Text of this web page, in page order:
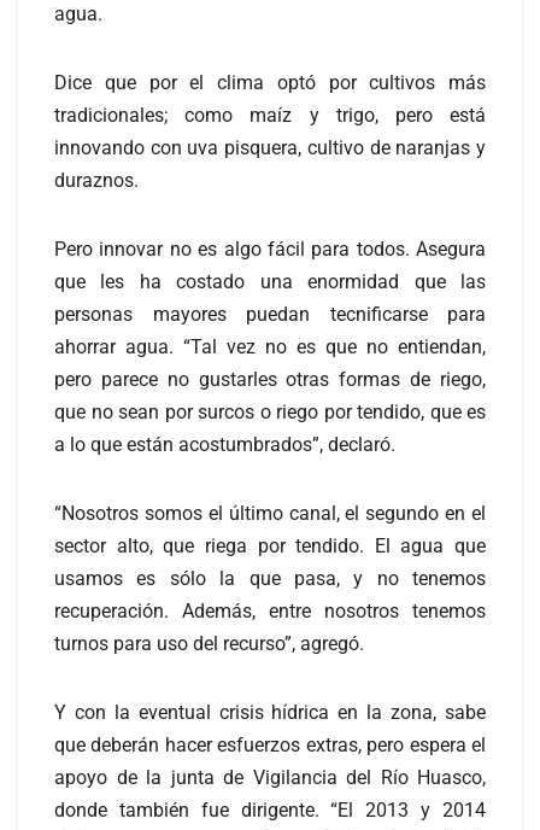
agua.
Dice que por el clima optó por cultivos más
tradicionales; como maíz y trigo, pero está
innovando con uva pisquera, cultivo de naranjas y
duraznos.
Pero innovar no es algo fácil para todos. Asegura
que les ha costado una enormidad que las
personas mayores puedan tecnificarse para
ahorrar agua. “Tal vez no es que no entiendan,
pero parece no gustarles otras formas de riego,
que no sean por surcos o riego por tendido, que es
a lo que están acostumbrados”, declaró.
“Nosotros somos el último canal, el segundo en el
sector alto, que riega por tendido. El agua que
usamos es sólo la que pasa, y no tenemos
recuperación. Además, entre nosotros tenemos
turnos para uso del recurso”, agregó.
Y con la eventual crisis hídrica en la zona, sabe
que deberán hacer esfuerzos extras, pero espera el
apoyo de la junta de Vigilancia del Río Huasco,
donde también fue dirigente. “El 2013 y 2014